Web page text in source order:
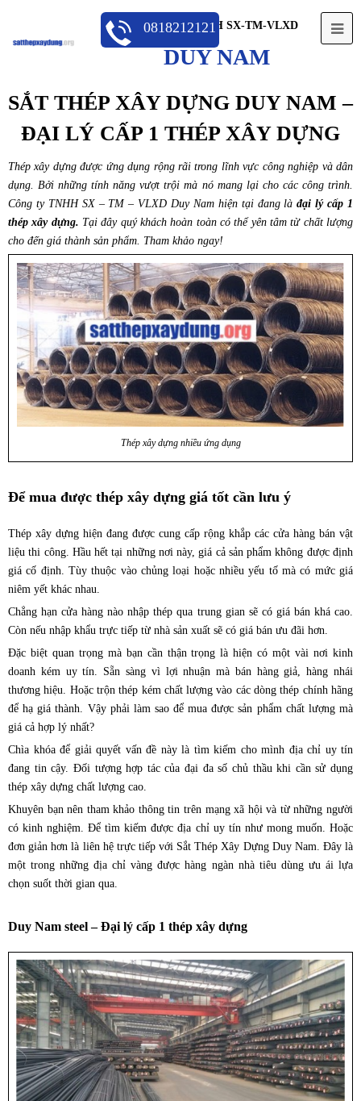
CÔNG TY TNHH SX-TM-VLXD
DUY NAM
0818212121
SẮT THÉP XÂY DỰNG DUY NAM –
ĐẠI LÝ CẤP 1 THÉP XÂY DỰNG
Thép xây dựngđược ứng dụng rộng rãi trong lĩnh vực công nghiệp và dân
dụng. Bởi những tính năng vượt trội mà nó mang lại cho các công trình.
Công ty TNHH SX – TM – VLXD Duy Nam hiện tại đang làđại lý cấp 1
thép xây dựng. Tại đây quý khách hoàn toàn có thể yên tâm từ chất lượng
cho đến giá thành sản phẩm. Tham khảo ngay!
Thép xây dựng nhiều ứng dụng
Để mua được thép xây dựng giá tốt cần lưu ý
Thép xây dựng hiện đang được cung cấp rộng khắp các cửa hàng bán vật
liệu thi công. Hầu hết tại những nơi này, giá cả sản phẩm không được định
giá cố định. Tùy thuộc vào chủng loại hoặc nhiều yếu tố mà có mức giá
niêm yết khác nhau.
Chẳng hạn cửa hàng nào nhập thép qua trung gian sẽ có giá bán khá cao.
Còn nếu nhập khẩu trực tiếp từ nhà sản xuất sẽ có giá bán ưu đãi hơn.
Đặc biệt quan trọng mà bạn cần thận trọng là hiện có một vài nơi kinh
doanh kém uy tín. Sẵn sàng vì lợi nhuận mà bán hàng giả, hàng nhái
thương hiệu. Hoặc trộn thép kém chất lượng vào các dòng thép chính hãng
để hạ giá thành. Vậy phải làm sao để mua được sản phẩm chất lượng mà
giá cả hợp lý nhất?
Chìa khóa để giải quyết vấn đề này là tìm kiếm cho mình địa chỉ uy tín
đang tin cậy. Đối tượng hợp tác của đại đa số chủ thầu khi cần sử dụng
thép xây dựng chất lượng cao.
Khuyên bạn nên tham khảo thông tin trên mạng xã hội và từ những người
có kinh nghiệm. Để tìm kiếm được địa chỉ uy tín như mong muốn. Hoặc
đơn giản hơn là liên hệ trực tiếp với Sắt Thép Xây Dựng Duy Nam. Đây là
một trong những địa chỉ vàng được hàng ngàn nhà tiêu dùng ưu ái lựa
chọn suốt thời gian qua.
Duy Nam steel – Đại lý cấp 1 thép xây dựng